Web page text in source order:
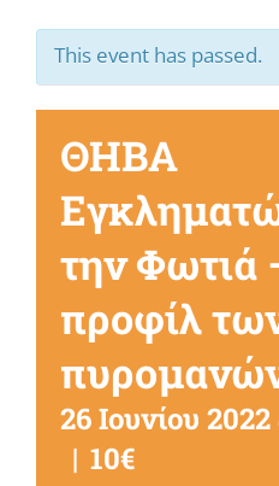
This event has passed.
ΘΗΒΑ
την Φωτιά
προφίλ
26 Ιουνίου 2022
| 10€